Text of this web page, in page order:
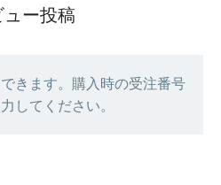
ュー投稿
きます。購入時の受注番号
してください。